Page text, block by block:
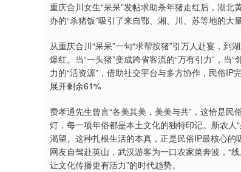
重庆合川女生“呆呆”发帖求助杀年猪走红后，湖
办的“杀猪饭”吸引了来自鄂、湘、川、苏等地的大量
从重庆合川“呆呆”一句“求帮按猪”引万人赴宴，到
爆红。当“一头猪”变成跨省客流的“万有引力”，
力的“活资源”，借助社交平台与多方协作，民俗IP
展开剩余61%
费孝通先生曾言“各美其美，美美与共”，这恰是民
灯，每一项年俗都是本土文化的独特印记。新农人
渴望。这种扎根生活的本真，正是民俗IP最核心
网友自驾赴英山，武汉游客为一口农家菜奔波，“
让文化传播更有活力”的时代趋势。